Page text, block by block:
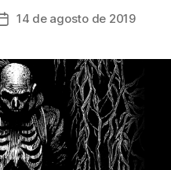
Data14 de agosto de 2019